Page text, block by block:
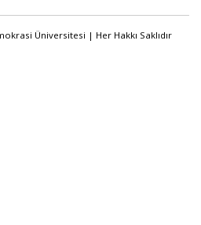
Üniversitesi | Her Hakkı Saklıdır